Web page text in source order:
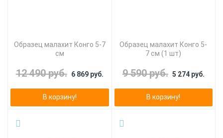
Образец малахит Конго 5-7
см
12 490 руб. 6 869 руб.
В корзину!
Образец малахит Конго 5-
7 см (1 шт)
9 590 руб. 5 274 руб.
В корзину!